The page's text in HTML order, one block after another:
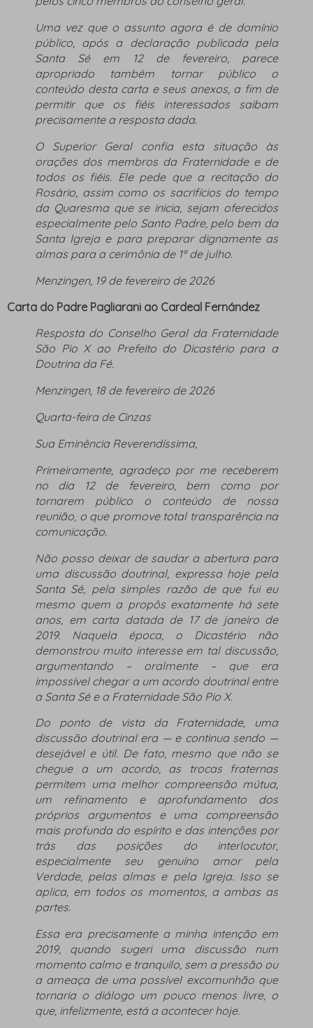
Uma vez que o assunto agora é de domínio
público, após a declaração publicada pela
Santa Sé em 12 de fevereiro, parece
apropriado também tornar público o
conteúdo desta carta e seus anexos, a fim de
permitir que os fiéis interessados ​​saibam
precisamente a resposta dada.
O Superior Geral confia esta situação às
orações dos membros da Fraternidade e de
todos os fiéis. Ele pede que a recitação do
Rosário, assim como os sacrifícios do tempo
da Quaresma que se inicia, sejam oferecidos
especialmente pelo Santo Padre, pelo bem da
Santa Igreja e para preparar dignamente as
almas para a cerimônia de 1º de julho.
Menzingen, 19 de fevereiro de 2026
Carta do Padre Pagliarani ao Cardeal Fernández
Resposta do Conselho Geral da Fraternidade
São Pio X ao Prefeito do Dicastério para a
Doutrina da Fé.
Menzingen, 18 de fevereiro de 2026
Quarta-feira de Cinzas
Sua Eminência Reverendíssima,
Primeiramente, agradeço por me receberem
no dia 12 de fevereiro, bem como por
tornarem público o conteúdo de nossa
reunião, o que promove total transparência na
comunicação.
Não posso deixar de saudar a abertura para
uma discussão doutrinal, expressa hoje pela
Santa Sé, pela simples razão de que fui eu
mesmo quem a propôs exatamente há sete
anos, em carta datada de 17 de janeiro de
2019. Naquelaépoca, o Dicastério não
demonstrou muito interesse em tal discussão,
argumentando – oralmente – que era
impossível chegar a um acordo doutrinal entre
a Santa Sé e a Fraternidade São Pio X.
Do ponto de vista da Fraternidade, uma
discussão doutrinal era — e continua sendo —
desejável e útil. De fato, mesmo que não se
chegue a um acordo, as trocas fraternas
permitem uma melhor compreensão mútua,
um refinamento e aprofundamento dos
próprios argumentos e uma compreensão
mais profunda do espírito e das intenções por
trás das posições do interlocutor,
especialmente seu genuíno amor pela
Verdade, pelas almas e pela Igreja. Isso se
aplica, em todos os momentos, a ambas as
partes.
Essa era precisamente a minha intenção em
2019, quando sugeri uma discussão num
momento calmo e tranquilo, sem a pressão ou
a ameaça de uma possível excomunhão que
tornaria o diálogo um pouco menos livre, o
que, infelizmente, está a acontecer hoje.